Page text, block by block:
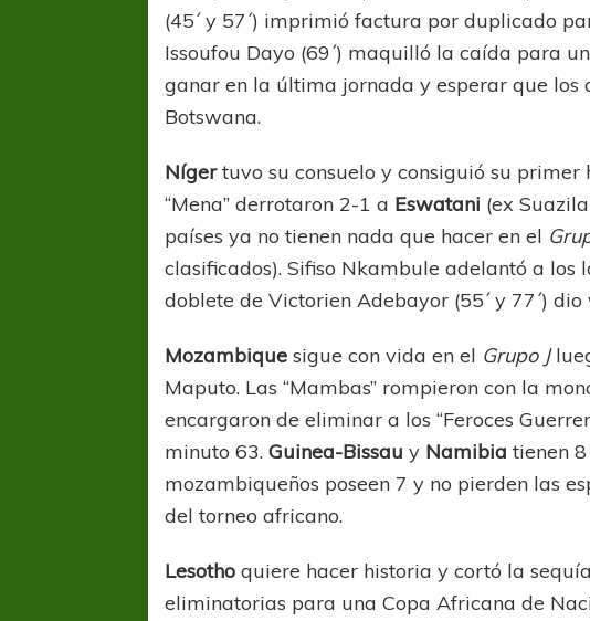
(45´ y 57´) imprimió factura por duplicado
Issoufou Dayo (69´) maquilló la caída para
ganar en la última jornada y esperar que los
Botswana.
Nígertuvo su consuelo y consiguió su primer
“Mena” derrotaron 2-1 a Eswatani (ex
países ya no tienen nada que hacer en el
clasificados). Sifiso Nkambule adelantó a los
doblete de Victorien Adebayor (55´ y 77´)
Mozambique sigue con vida en el Grupo J
Maputo. Las “Mambas” rompieron con la
encargaron de eliminar a los “Feroces
minuto 63.Guinea-Bissau y Namibia tienen
mozambiqueños poseen 7 y no pierden las
del torneo africano.
Lesotho quiere hacer historia y cortó la
eliminatorias para una Copa Africana de
FÚTBOL FEMENINO
REGIONAL AMATEUR
jugará ante Estrella del Sur en el
FÚTBOL FEMENINO
LIGA DE LA COSTA